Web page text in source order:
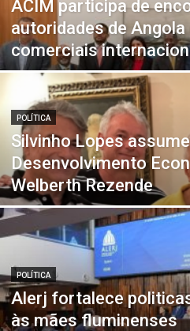
ACIM participa de
autoridades de
comerciais
POLÍTICA
Silvinho Lopes
Desenvolvimento
Welberth Rezende
POLÍTICA
Alerj fortalece
às mães fluminenses